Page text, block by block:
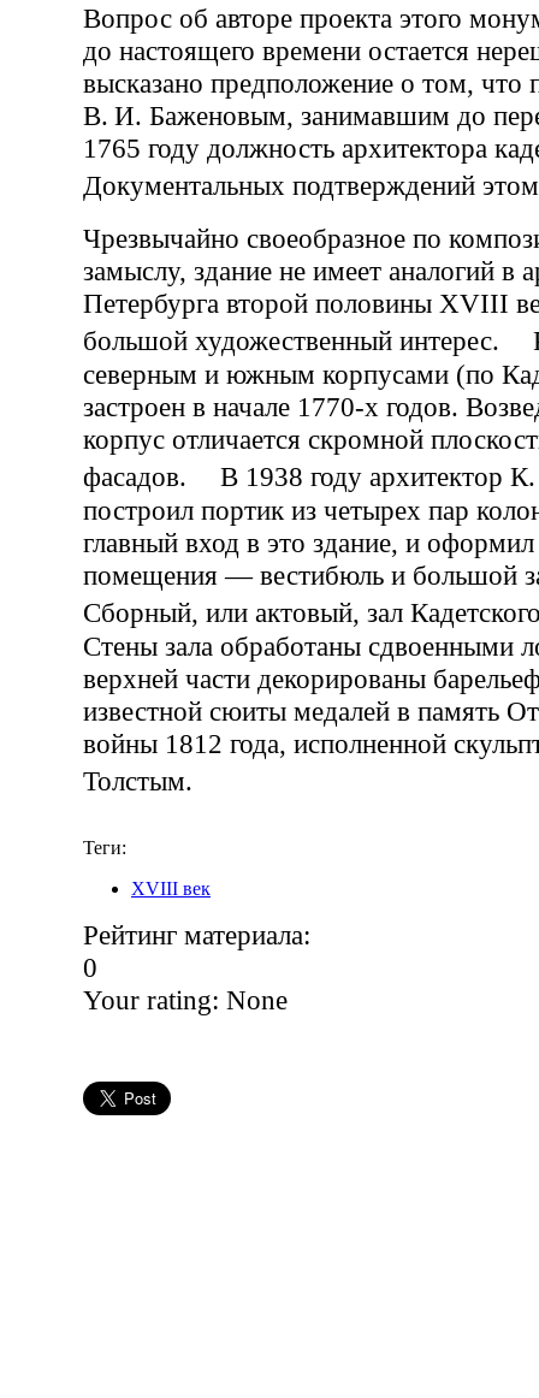
Вопрос об авторе проекта этого
до настоящего времени остается
высказано предположение о том, что
В. И. Баженовым, занимавшим до
1765 году должность архитектора
Документальных подтверждений
Чрезвычайно своеобразное по
замыслу, здание не имеет аналогий в
Петербурга второй половины XVIII
большой художественный интерес.
северным и южным корпусами (по
застроен в начале 1770-х годов.
корпус отличается скромной
фасадов. В 1938 году архитектор
построил портик из четырех пар
главный вход в это здание, и
помещения — вестибюль и большой
Сборный, или актовый, зал
Стены зала обработаны сдвоенными
верхней части декорированы
известной сюиты медалей в память
войны 1812 года, исполненной
Толстым.
Теги:
XVIII век
Рейтинг материала:
0
Your rating: None